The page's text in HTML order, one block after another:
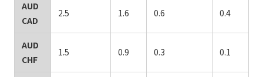
AUD
CAD
2.5 1.6 0.6 0.4
AUD
CHF
1.5 0.9 0.3 0.1